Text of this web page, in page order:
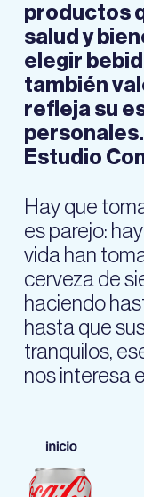
productos
salud y
elegir
también
refleja su
Estudio
Hay que
es parejo:
vida han
cerveza de
haciendo
hasta que
tranquilos,
nos interesa